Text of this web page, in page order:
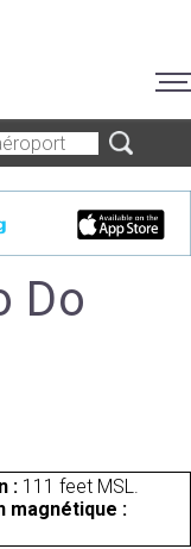
Do
: 111 feet MSL.
magnétique :